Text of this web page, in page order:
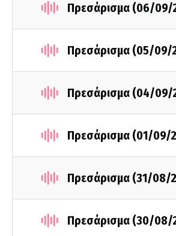
Πρεσάρισμα (06/09/
Πρεσάρισμα (05/09/
Πρεσάρισμα (04/09/
Πρεσάρισμα (01/09/
Πρεσάρισμα (31/08/
Πρεσάρισμα (30/08/